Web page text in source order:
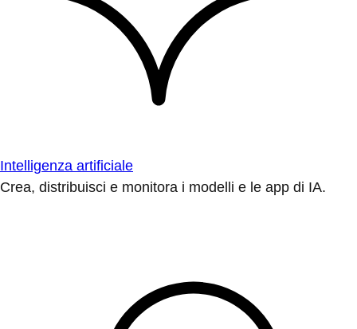
Intelligenza artificiale
Crea, distribuisci e monitora i modelli e le app di IA.